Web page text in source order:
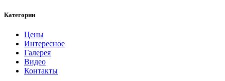
Категории
Цены
Интересное
Галерея
Видео
Контакты